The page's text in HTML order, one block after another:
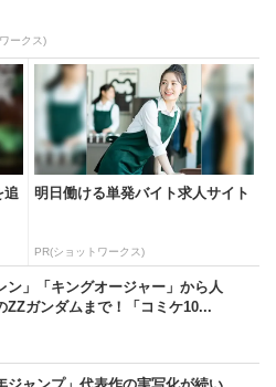
ークス)
追
明日働ける単発バイト求人サイト
PR(ショットワークス)
ン」「キングオージャー」から人
ZZガンダムまで！「コミケ10...